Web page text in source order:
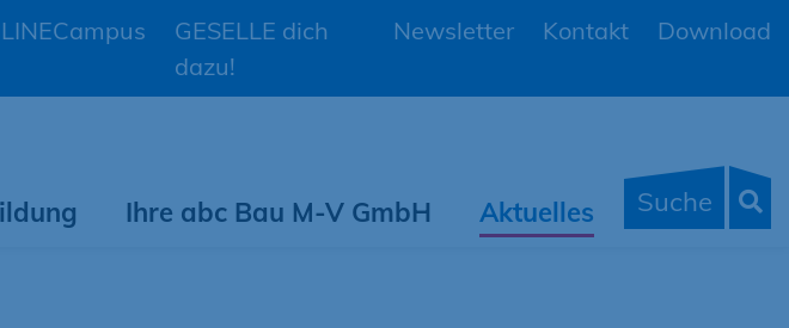
GESELLE dich
dazu!
Newsletter Kontakt Download
Ihre abc Bau M-V GmbH Aktuelles Suche